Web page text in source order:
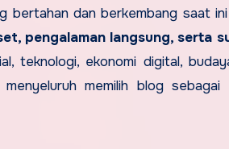
bertahan dan berkembang saat
pengalaman langsung, serta
teknologi, ekonomi digital,
menyeluruh memilih blog